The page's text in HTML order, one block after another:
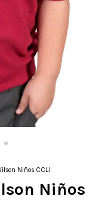
Niños CCLI
Niños